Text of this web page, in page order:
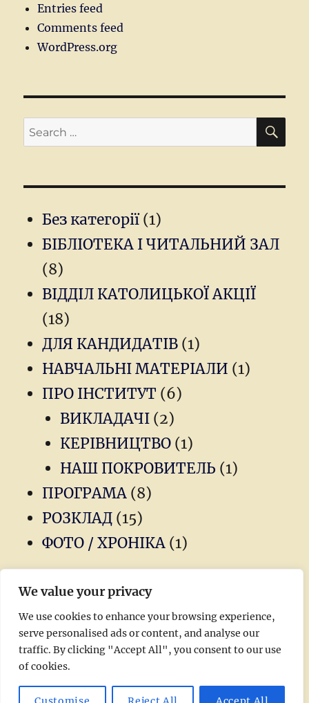
We value your privacy
We use cookies to enhance your browsing experience,
serve personalised ads or content, and analyse our
traffic. By clicking "Accept All", you consent to our use
of cookies.
Entries feed
Comments feed
WordPress.org
Search
for:
Без категорії(1)
БІБЛІОТЕКА І ЧИТАЛЬНИЙ ЗАЛ
(8)
ВІДДІЛ КАТОЛИЦЬКОЇ АКЦІЇ
(18)
ДЛЯ КАНДИДАТІВ(1)
НАВЧАЛЬНІ МАТЕРІАЛИ (1)
ПРО ІНСТИТУТ (6)
ВИКЛАДАЧІ(2)
КЕРІВНИЦТВО(1)
НАШ ПОКРОВИТЕЛЬ (1)
ПРОГРАМА(8)
РОЗКЛАД(15)
ФОТО / ХРОНІКА(1)
Новини
Головна
Теологічний Інститут ім. Св. Архієпископа Йосипа